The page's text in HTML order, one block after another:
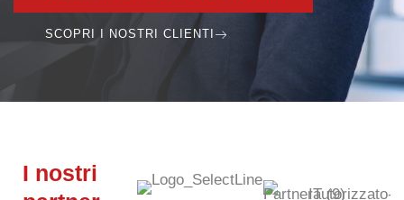
SCOPRI I NOSTRI CLIENTI
I nostri